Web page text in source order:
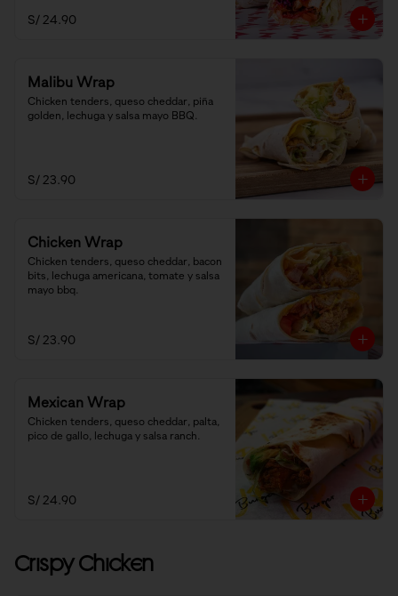
S/ 24.90
Malibu Wrap
Chicken tenders, queso cheddar, piña
golden, lechuga y salsa mayo BBQ.
S/ 23.90
Chicken Wrap
Chicken tenders, queso cheddar, bacon
bits, lechuga americana, tomate y salsa
mayo bbq.
S/ 23.90
Mexican Wrap
Chicken tenders, queso cheddar, palta,
pico de gallo, lechuga y salsa ranch.
S/ 24.90
Crispy Chicken